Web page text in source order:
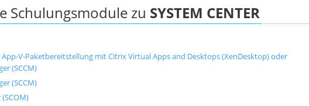
Schulungsmodule zu SYSTEM CENTER
V-Paketbereitstellung mit Citrix Virtual Apps and Desktops (XenDesktop) oder
(SCCM)
(SCCM)